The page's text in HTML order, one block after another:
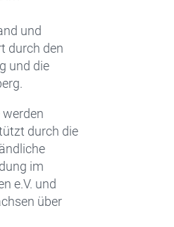
und
durch den
und die
werden
durch die
im
e.V. und
über